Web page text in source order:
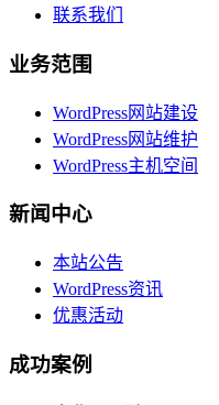
联系我们
业务范围
WordPress网站建设
WordPress网站维护
WordPress主机空间
新闻中心
本站公告
WordPress资讯
优惠活动
成功案例